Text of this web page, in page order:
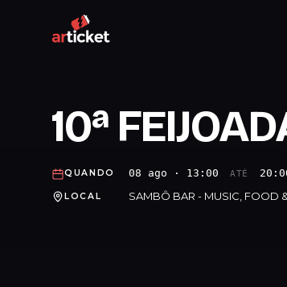
10ª
QUANDO 08 ago · 13:00 ATÉ
LOCAL SAMBÔ BAR - MUSIC, FOOD